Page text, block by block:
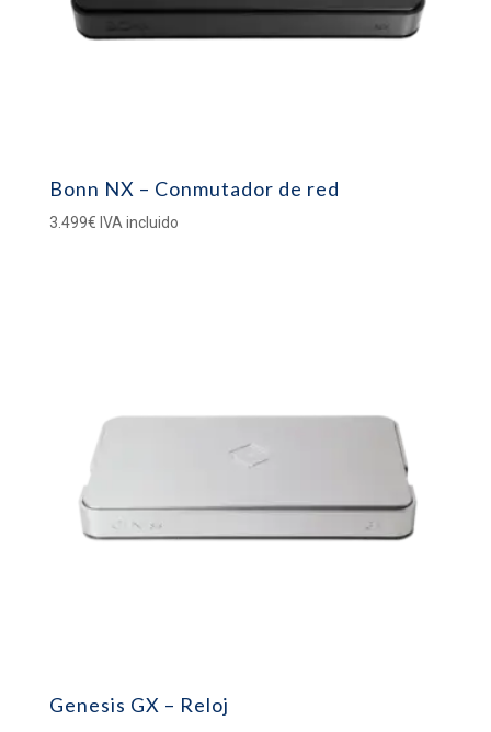
Bonn NX – Conmutador de red
3.499€ IVA incluido
Genesis GX – Reloj